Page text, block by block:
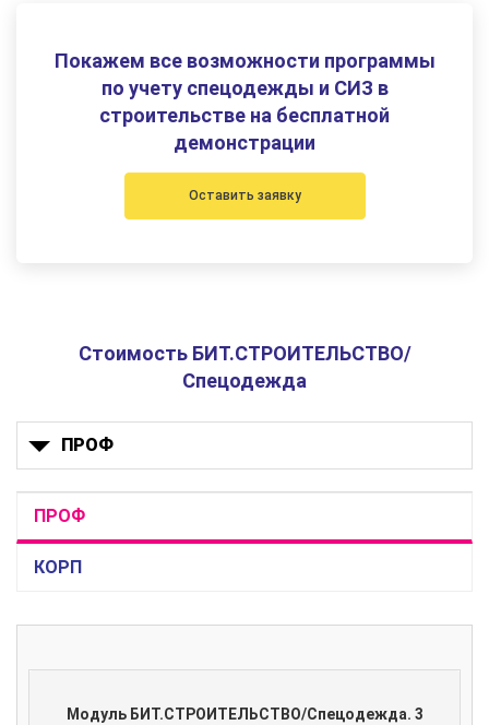
Покажем все возможности программы
по учету спецодежды и СИЗ в
строительстве на бесплатной
демонстрации
Оставить заявку
Стоимость БИТ.СТРОИТЕЛЬСТВО/
Спецодежда
ПРОФ
ПРОФ
КОРП
Модуль БИТ.СТРОИТЕЛЬСТВО/Спецодежда. 3